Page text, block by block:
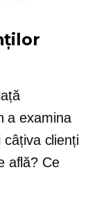
a examina
câțiva clienți
află? Ce